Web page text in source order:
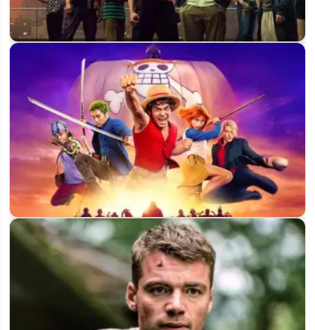
Когда выйдет 4 сезон «Алисы в Пограничье» на Netflix — и
будет ли он вообще
Когда выйдет 3 сезон «Ван-Пис» на Netflix: съёмки уже
стартовали